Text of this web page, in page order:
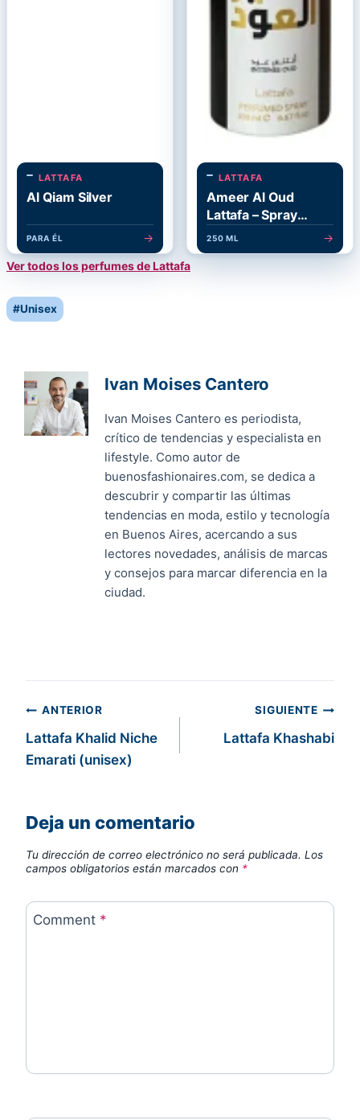
LATTAFA
Al Qiam Silver
PARA ÉL →
LATTAFA
Ameer Al Oud
Lattafa – Spray
Corporal
250 ML →
Ver todos los perfumes de Lattafa
Post
Tags:
#Unisex
Ivan Moises Cantero
Ivan Moises Cantero es periodista,
crítico de tendencias y especialista en
lifestyle. Como autor de
buenosfashionaires.com, se dedica a
descubrir y compartir las últimas
tendencias en moda, estilo y tecnología
en Buenos Aires, acercando a sus
lectores novedades, análisis de marcas
y consejos para marcar diferencia en la
ciudad.
Navegación
de
ANTERIOR
Lattafa Khalid Niche
Emarati (unisex)
SIGUIENTE
Lattafa Khashabi
Deja un comentario
Tu dirección de correo electrónico no será publicada. Los
campos obligatorios están marcados con *
Comment *